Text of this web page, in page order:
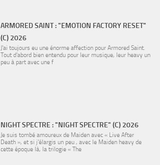
ARMORED SAINT : "EMOTION FACTORY RESET"
(C) 2026
J’ai toujours eu une énorme affection pour Armored Saint.
Tout d’abord bien entendu pour leur musique, leur heavy un
peu à part avec une f
NIGHT SPECTRE : "NIGHT SPECTRE" (C) 2026
Je suis tombé amoureux de Maiden avec « Live After
Death », et si j’élargis un peu , avec le Maiden heavy de
cette époque là, la trilogie « The